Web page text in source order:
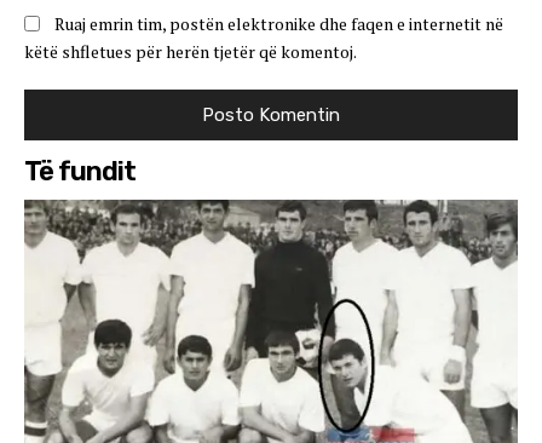
Ruaj emrin tim, postën elektronike dhe faqen e internetit në
këtë shfletues për herën tjetër që komentoj.
Të fundit